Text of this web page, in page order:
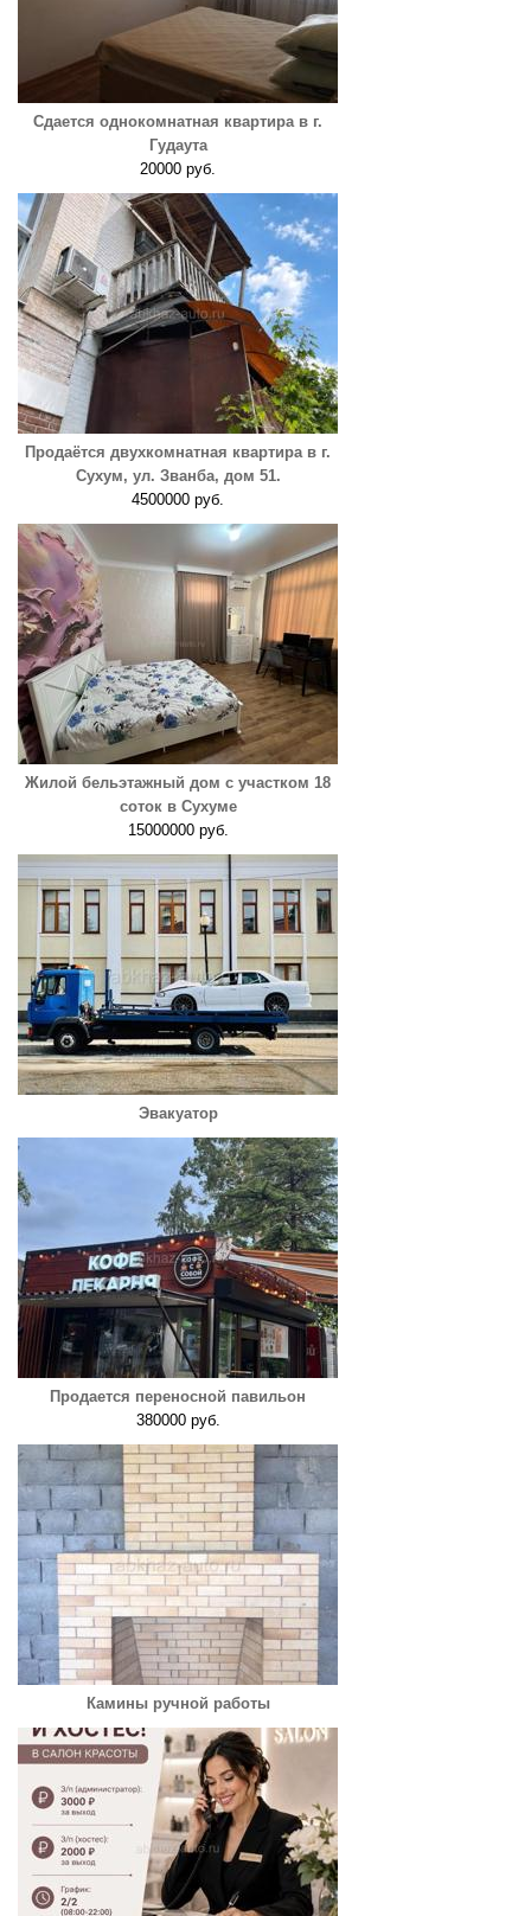
Сдается однокомнатная квартира в г.
Гудаута
20000 руб.
Продаётся двухкомнатная квартира в г.
Сухум, ул. Званба, дом 51.
4500000 руб.
Жилой бельэтажный дом с участком 18
соток в Сухуме
15000000 руб.
Эвакуатор
Продается переносной павильон
380000 руб.
Камины ручной работы